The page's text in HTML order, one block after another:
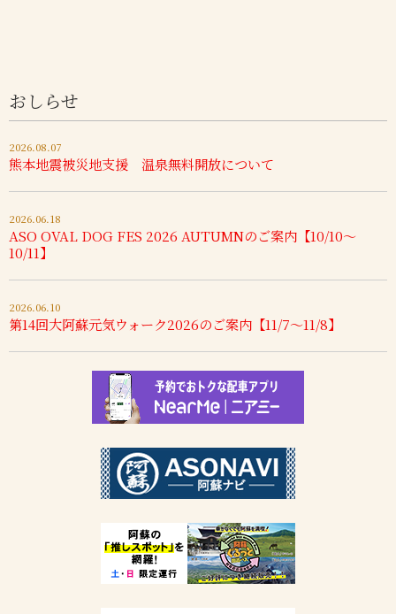
おしらせ
2026.08.07
熊本地震被災地支援 温泉無料開放について
2026.06.18
ASO OVAL DOG FES 2026 AUTUMNのご案内【10/10～
10/11】
2026.06.10
第14回大阿蘇元気ウォーク2026のご案内【11/7～11/8】